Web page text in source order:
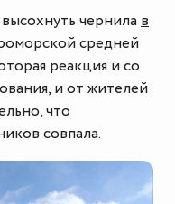
чернилав
средней
реакция и со
и от жителей
что
совпала.